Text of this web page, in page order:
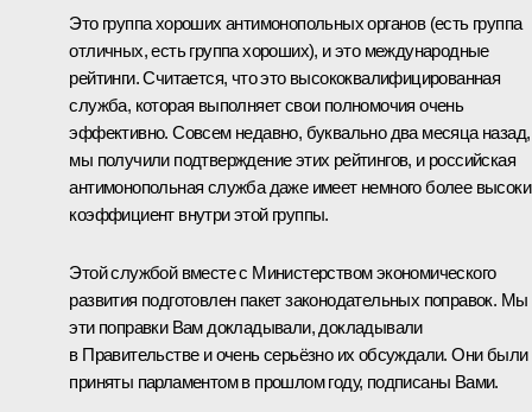
Это группа хороших антимонопольных органов (есть группа
отличных, есть группа хороших), и это международные
рейтинги. Считается, что это высококвалифицированная
служба, которая выполняет свои полномочия очень
эффективно. Совсем недавно, буквально два месяца назад,
мы получили подтверждение этих рейтингов, и российская
антимонопольная служба даже имеет немного более
коэффициент внутри этой группы.
Этой службой вместе с Министерством экономического
развития подготовлен пакет законодательных поправок. Мы
эти поправки Вам докладывали, докладывали
в Правительстве и очень серьёзно их обсуждали. Они были
приняты парламентом в прошлом году, подписаны Вами.